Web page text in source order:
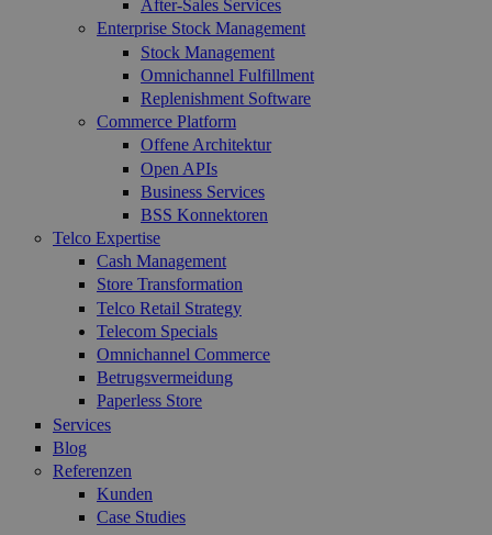
After-Sales Services
Enterprise Stock Management
Stock Management
Omnichannel Fulfillment
Replenishment Software
Commerce Platform
Offene Architektur
Open APIs
Business Services
BSS Konnektoren
Telco Expertise
Cash Management
Store Transformation
Telco Retail Strategy
Telecom Specials
Omnichannel Commerce
Betrugsvermeidung
Paperless Store
Services
Blog
Referenzen
Kunden
Case Studies